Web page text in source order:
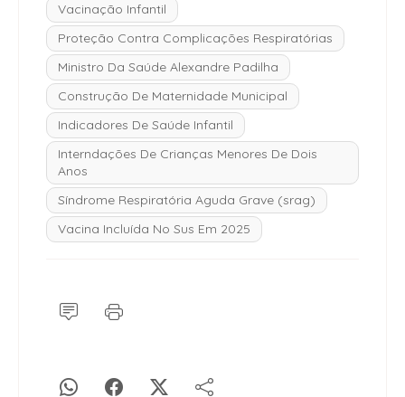
Vacinação Infantil
Proteção Contra Complicações Respiratórias
Ministro Da Saúde Alexandre Padilha
Construção De Maternidade Municipal
Indicadores De Saúde Infantil
Interndações De Crianças Menores De Dois
Anos
Síndrome Respiratória Aguda Grave (srag)
Vacina Incluída No Sus Em 2025